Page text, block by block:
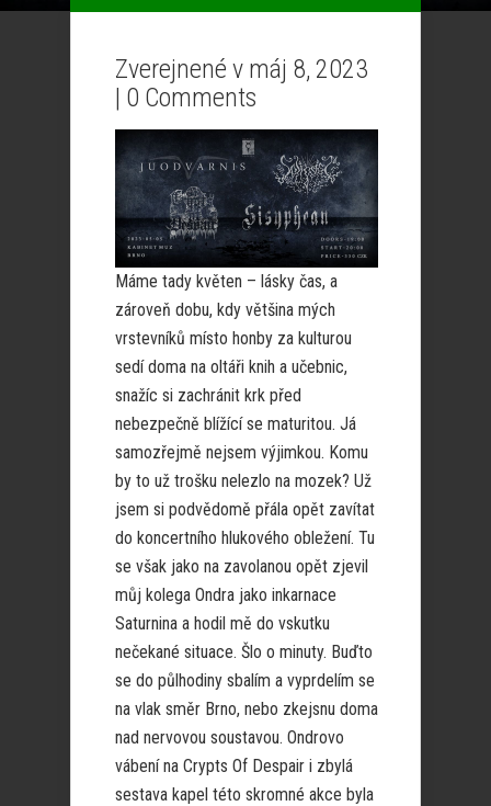
Zverejnené v máj 8, 2023
| 0 Comments
Máme tady květen – lásky čas, a
zároveň dobu, kdy většina mých
vrstevníků místo honby za kulturou
sedí doma na oltáři knih a učebnic,
snažíc si zachránit krk před
nebezpečně blížící se maturitou. Já
samozřejmě nejsem výjimkou. Komu
by to už trošku nelezlo na mozek? Už
jsem si podvědomě přála opět zavítat
do koncertního hlukového obležení. Tu
se však jako na zavolanou opět zjevil
můj kolega Ondra jako inkarnace
Saturnina a hodil mě do vskutku
nečekané situace. Šlo o minuty. Buďto
se do půlhodiny sbalím a vyprdelím se
na vlak směr Brno, nebo zkejsnu doma
nad nervovou soustavou. Ondrovo
vábení na Crypts Of Despair i zbylá
sestava kapel této skromné akce byla